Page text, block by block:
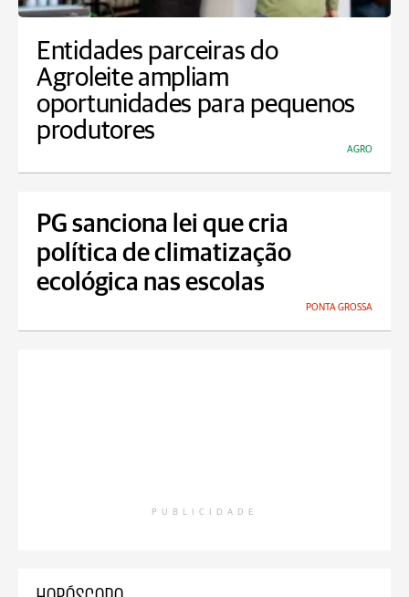
Entidades parceiras do
Agroleite ampliam
oportunidades para pequenos
produtores
AGRO
PG sanciona lei que cria
política de climatização
ecológica nas escolas
PONTA GROSSA
PUBLICIDADE